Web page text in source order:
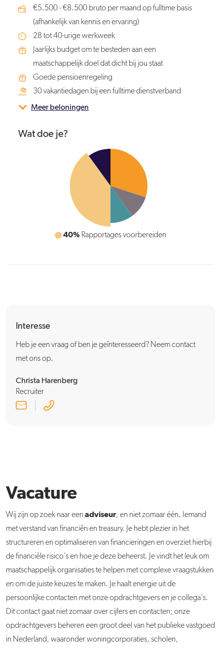
€5.500 - €8.500 bruto per maand op fulltime basis
(afhankelijk van kennis en ervaring)
28 tot 40-urige werkweek
Jaarlijks budget om te besteden aan een
maatschappelijk doel dat dicht bij jou staat
Goede pensioenregeling
30 vakantiedagen bij een fulltime dienstverband
Meer beloningen
Wat doe je?
40% Rapportages voorbereiden
Interesse
Heb je een vraag of ben je geïnteresseerd? Neem contact
met ons op.
Christa Harenberg
Recruiter
Vacature
Wij zijn op zoek naar een adviseur, en niet zomaar één. Iemand
met verstand van financiën en treasury. Je hebt plezier in het
structureren en optimaliseren van financieringen en overziet hierbij
de financiële risico's en hoe je deze beheerst. Je vindt het leuk om
maatschappelijk organisaties te helpen met complexe vraagstukken
en om de juiste keuzes te maken. Je haalt energie uit de
persoonlijke contacten met onze opdrachtgevers en je collega's.
Dit contact gaat niet zomaar over cijfers en contacten; onze
opdrachtgevers beheren een groot deel van het publieke vastgoed
in Nederland, waaronderwoningcorporaties, scholen,